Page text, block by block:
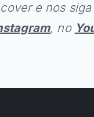
e nos siga
, no